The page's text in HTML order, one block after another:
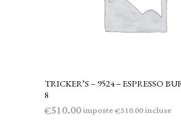
AGGIUNGI AL CARRELLO
TRICKER’S – 9524 – ESPRESSO
8
€510.00imposte€510.00incluse